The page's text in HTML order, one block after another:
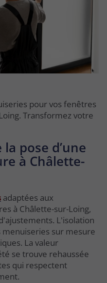
pour vos fenêtres
Transformez votre
pose d’une
à Châlette-
adaptées aux
à Châlette-sur-Loing,
L'isolation
sur mesure
La valeur
se trouve rehaussée
qui respectent